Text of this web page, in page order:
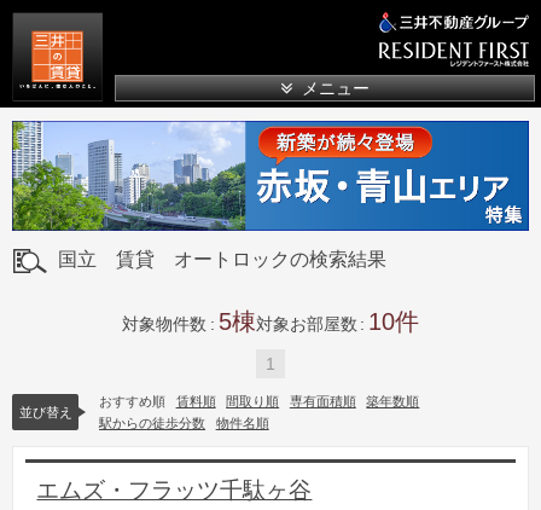
メニュー
国立 賃貸 オートロックの検索結果
対象物件数 5 対象お部屋数 10
1
並び替え
おすすめ順 賃料順 間取り順 専有面積順
築年数順
駅からの徒歩分数
物件名順
エムズ・フラッツ千駄ヶ谷